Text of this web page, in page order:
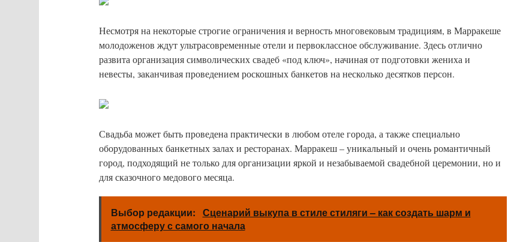
Несмотря на некоторые строгие ограничения и верность многовековым традициям, в Марракеше
молодоженов ждут ультрасовременные отели и первоклассное обслуживание. Здесь отлично
развита организация символических свадеб «под ключ», начиная от подготовки жениха и
невесты, заканчивая проведением роскошных банкетов на несколько десятков персон.
Свадьба может быть проведена практически в любом отеле города, а также специально
оборудованных банкетных залах и ресторанах. Марракеш – уникальный и очень романтичный
город, подходящий не только для организации яркой и незабываемой свадебной церемонии, но и
для сказочного медового месяца.
Выбор редакции: Сценарий выкупа в стиле стиляги – как создать шарм и
атмосферу с самого начала